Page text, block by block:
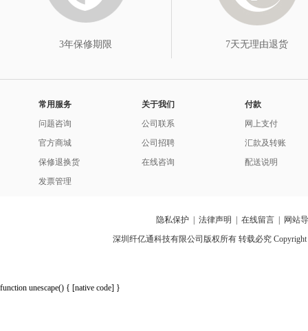
3年保修期限 7天无理由退货
常用服务
问题咨询
官方商城
保修退换货
发票管理
关于我们
公司联系
公司招聘
在线咨询
付款
网上支付
汇款及转账
配送说明
隐私保护 法律声明 在线留言
网站
深圳纤亿通科技有限公司版权所有 转载必究
function unescape() { [native code] }